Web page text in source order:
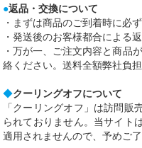
●返品・交換について
・まずは商品のご到着時に必
・発送後のお客様都合による
・万が一、ご注文内容と商品
絡ください。送料全額弊社負
◆クーリングオフについて
「クーリングオフ」は訪問
られておりません。当サイト
適用されませんので、予めご了